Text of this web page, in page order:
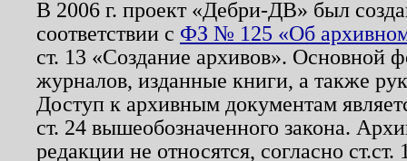
В 2006 г. проект «Дебри-ДВ» был
соответствии с ФЗ № 125 «Об
ст. 13 «Создание архивов». Основной
журналов, изданные книги, а также
Доступ к архивным документам
ст. 24 вышеобозначенного закона.
редакции не относятся, согласно